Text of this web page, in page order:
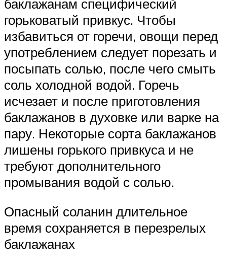
баклажанам специфический
горьковатый привкус. Чтобы
избавиться от горечи, овощи перед
употреблением следует порезать и
посыпать солью, после чего смыть
соль холодной водой. Горечь
исчезает и после приготовления
баклажанов в духовке или варке на
пару. Некоторые сорта баклажанов
лишены горького привкуса и не
требуют дополнительного
промывания водой с солью.
Опасный соланин длительное
время сохраняется в перезрелых
баклажанах